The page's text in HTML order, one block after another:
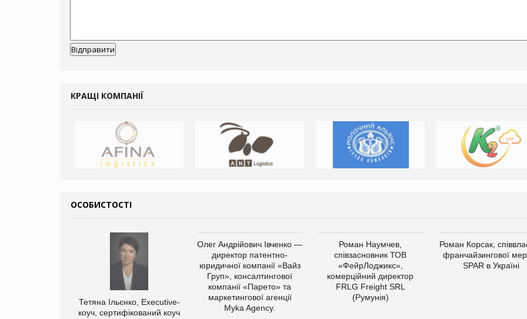
КРАЩІ КОМПАНІЇ
ОСОБИСТОСТІ
Тетяна Ільєнко, Executive-
коуч, сертифікований коуч
Олег Андрійович Івченко —
директор патентно-
юридичної компанії «Вайз
Груп», консалтингової
компанії «Парето» та
маркетингової агенції
Myka Agency.
Роман Наумчев,
співзасновник ТОВ
«ФейрЛоджикс»,
комерційний директор
FRLG Freight SRL
(Румунія)
Роман Корсак,
франчайзингової
SPAR в Україні